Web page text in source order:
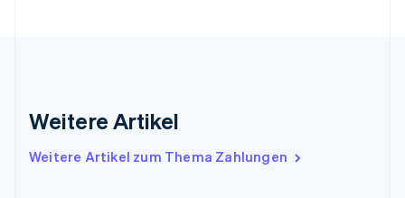
Weitere Artikel
Weitere Artikel zum Thema Zahlungen
English
English